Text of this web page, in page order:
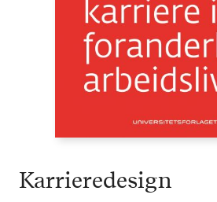
Karrieredesign